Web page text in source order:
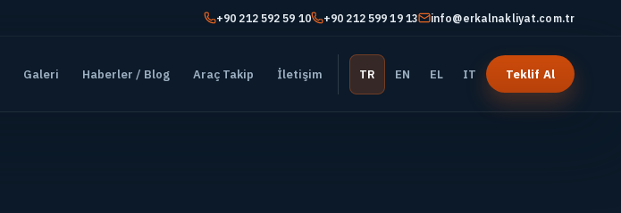
+90 212 592 59 10 +90 212 599 19 13 info@erkalnakliyat.com.tr
Galeri Haberler / Blog Araç Takip İletişim TR EN EL IT Teklif Al